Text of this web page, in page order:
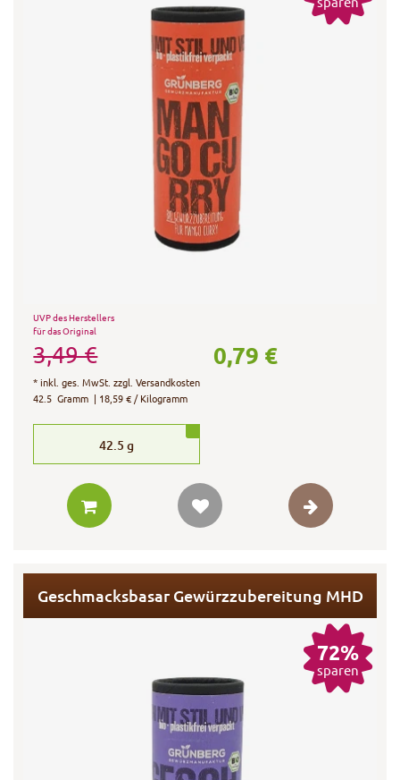
UVP des Herstellers
für das Original
3,49 € 0,79 €
*inkl. ges. MwSt. zzgl.Versandkosten
42.5 Gramm | 18,59 € / Kilogramm
42.5 g
Geschmacksbasar Gewürzzubereitung MHD
72%
sparen